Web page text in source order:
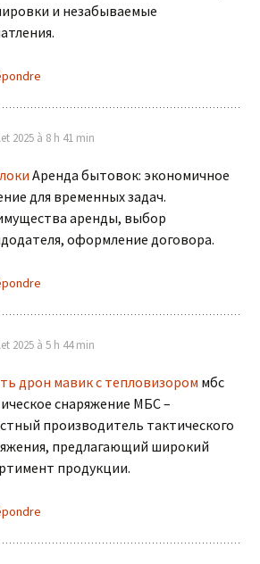
и незабываемые
2025 à 8 h 41 min
Аренда бытовок: экономичное
для временных задач.
аренды, выбор
оформление договора.
2025 à 5 h 44 min
дрон мавик с тепловизором мбс
снаряжение МБС –
производитель тактического
предлагающий широкий
продукции.